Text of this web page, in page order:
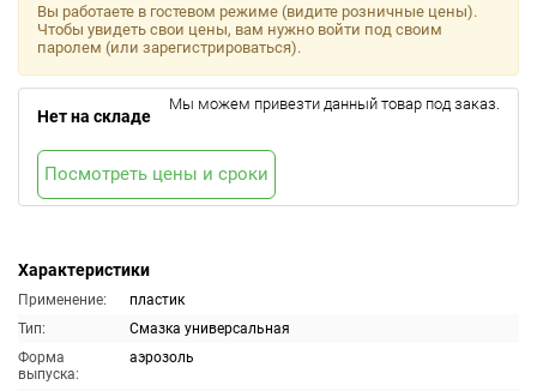
Характеристики
Применение:
пластик
Тип:
Смазка универсальная
Форма
выпуска:
аэрозоль
Вы работаете в гостевом режиме (видите розничные цены).
Чтобы увидеть свои цены, вам нужно войти под своим
паролем (или зарегистрироваться).
Нет на складе
Мы можем привезти данный товар под заказ.
Посмотреть цены и сроки